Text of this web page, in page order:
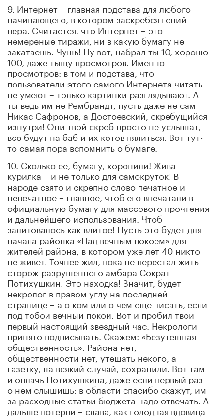
9. Интернет – главная подстава для любого
начинающего, в котором заскребся гений
пера. Считается, что Интернет – это
немереные тиражи, ни в какую бумагу не
закатаешь. Чушь! Ну вот, набрал ты 10, хорошо
100, даже тыщу просмотров. Именно
просмотров: в том и подстава, что
пользователи этого самого Интернета читать
не умеют – только картинки разглядывают. А
ты ведь им не Рембрандт, пусть даже не сам
Никас Сафронов, а Достоевский, скребущийся
изнутри! Они твой скреб просто не услышат,
все будут на баб и их котов пялиться. Вот тут-
то самая пора вспомнить о бумаге.
10. Сколько ее, бумагу, хоронили! Жива
курилка – и не только для самокруток! В
народе свято и скрепно слово печатное и
непечатное – главное, чтоб его впечатали в
официальную бумагу для массового прочтения
и дальнейшего использования. Чтоб
залитовалось как влитое! Пусть это будет для
начала районка «Над вечным покоем» для
жителей района, в котором уже лет 40 никто
не живет. Точнее жил, пока не перестал жить
сторож разрушенного амбара Сократ
Потихушкин. Это находка! Значит, будет
некролог в правом углу на последней
странице – а о ком или о чем еще писать, если
под тобой вечный покой. Вот и пробил твой
первый настоящий звездный час. Некрологи
принято подписывать. Скажем: «Безутешная
общественность». Района нет,
общественности нет, утешать некого, а
газетку, на всякий случай, сохранили. Вот там
и оплачь Потихушкина, даже если первый раз
о нем слышишь: в области спасибо скажут, им
за расходные статьи бюджета надо отвечать. А
дальше потерпи – слава, как голодная вдовица